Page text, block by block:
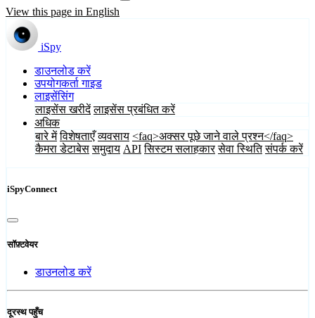
View this page in English
iSpy
डाउनलोड करें
उपयोगकर्ता गाइड
लाइसेंसिंग
लाइसेंस खरीदें लाइसेंस प्रबंधित करें
अधिक
बारे में विशेषताएँ व्यवसाय <faq>अक्सर पूछे जाने वाले प्रश्न</faq>
कैमरा डेटाबेस समुदाय API सिस्टम सलाहकार सेवा स्थिति संपर्क करें
iSpyConnect
सॉफ़्टवेयर
डाउनलोड करें
दूरस्थ पहुँच